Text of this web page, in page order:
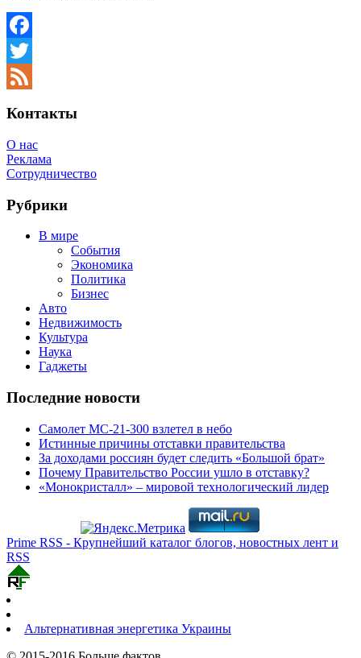
Facebook
Twitter
Контакты
О нас
Реклама
Сотрудничество
Рубрики
В мире
События
Экономика
Политика
Бизнес
Авто
Недвижимость
Культура
Наука
Гаджеты
Последние новости
Самолет МС-21-300 взлетел в небо
Истинные причины отставки правительства
За доходами россиян будет следить «Большой брат»
Почему Правительство России ушло в отставку?
«Монокристалл» – мировой технологический лидер
Prime RSS - Крупнейший каталог блогов, новостных лент и
RSS
Альтернативная энергетика Украины